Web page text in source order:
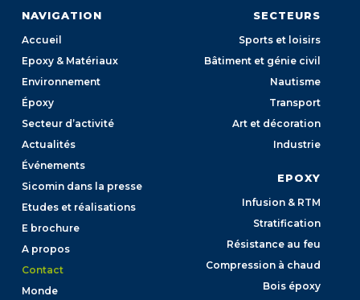
NAVIGATION
Accueil
Epoxy & Matériaux
Environnement
Époxy
Secteur d’activité
Actualités
Événements
Sicomin dans la presse
Etudes et réalisations
E brochure
A propos
Contact
Monde
SECTEURS
Sports et loisirs
Bâtiment et génie civil
Nautisme
Transport
Art et décoration
Industrie
EPOXY
Infusion & RTM
Stratification
Résistance au feu
Compression à chaud
Bois époxy